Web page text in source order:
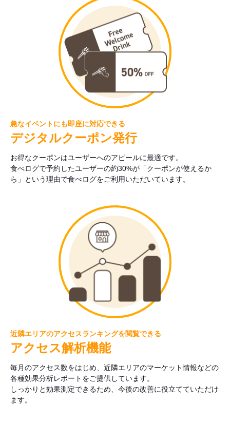
急なイベントにも即座に対応できる
デジタルクーポン発行
お得なクーポンはユーザーへのアピールに最適です。
食べログで予約したユーザーの約30%が「クーポンが使えるか
ら」という理由で食べログをご利用いただいています。
近隣エリアのアクセスランキングを閲覧できる
アクセス解析機能
毎月のアクセス数をはじめ、近隣エリアのマーケット情報などの
各種効果分析レポートをご提供しています。
しっかりと効果測定できるため、今後の改善に役立てていただけ
ます。